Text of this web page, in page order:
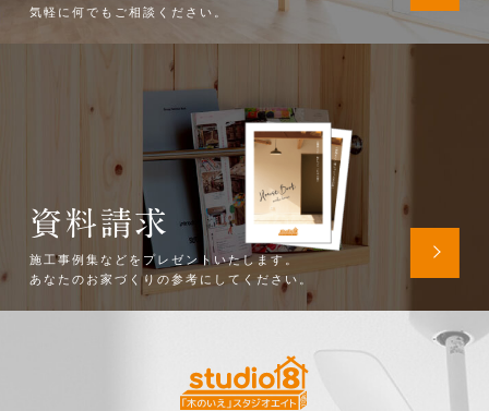
気軽に何でもご相談ください。
資料請求
施工事例集などをプレゼントいたします。
あなたのお家づくりの参考にしてください。